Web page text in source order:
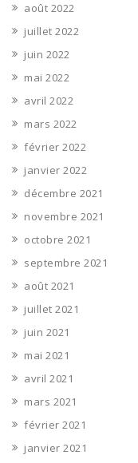
août 2022
juillet 2022
juin 2022
mai 2022
avril 2022
mars 2022
février 2022
janvier 2022
décembre 2021
novembre 2021
octobre 2021
septembre 2021
août 2021
juillet 2021
juin 2021
mai 2021
avril 2021
mars 2021
février 2021
janvier 2021